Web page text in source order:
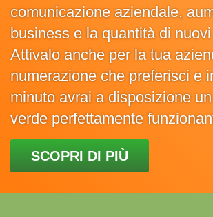
comunicazione aziendale,
business e la quantità di
Attivalo anche per la tua
numerazione che preferisci e
minuto avrai a disposizione
verde perfettamente
SCOPRI DI PIÙ